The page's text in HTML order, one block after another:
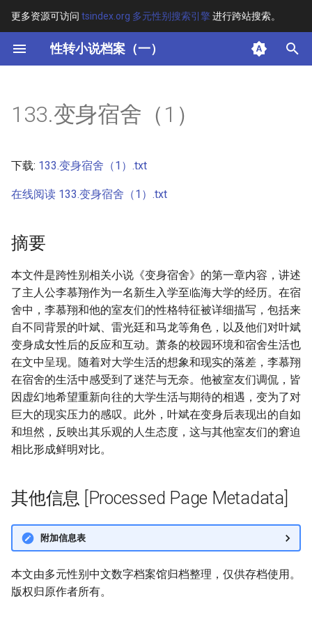
更多资源可访问 tsindex.org 多元性别搜索引擎进行跨站搜索。
性转小说档案（一）
键
开
搜
索
其他信息 [Processed Page
133.变身宿舍（1）
下载: 133.变身宿舍（1）.txt
在线阅读 133.变身宿舍（1）.txt
摘要
本文件是跨性别相关小说《变身宿舍》的第一章内容，讲述
了主人公李慕翔作为一名新生入学至临海大学的经历。在宿
舍中，李慕翔和他的室友们的性格特征被详细描写，包括来
自不同背景的叶斌、雷光廷和马龙等角色，以及他们对叶斌
变身成女性后的反应和互动。萧条的校园环境和宿舍生活也
在文中呈现。随着对大学生活的想象和现实的落差，李慕翔
在宿舍的生活中感受到了迷茫与无奈。他被室友们调侃，皆
因虚幻地希望重新向往的大学生活与期待的相遇，变为了对
巨大的现实压力的感叹。此外，叶斌在变身后表现出的自如
和坦然，反映出其乐观的人生态度，这与其他室友们的窘迫
相比形成鲜明对比。
其他信息 [Processed Page Metadata]
附加信息表
本文由多元性别中文数字档案馆归档整理，仅供存档使用。
版权归原作者所有。